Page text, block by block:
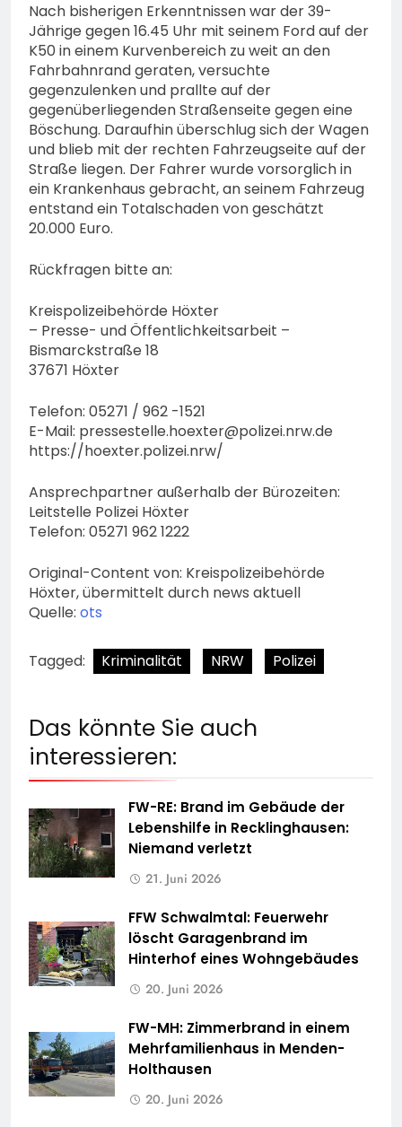
Nach bisherigen Erkenntnissen war der 39-
Jährige gegen 16.45 Uhr mit seinem Ford auf der
K50 in einem Kurvenbereich zu weit an den
Fahrbahnrand geraten, versuchte
gegenzulenken und prallte auf der
gegenüberliegenden Straßenseite gegen eine
Böschung. Daraufhin überschlug sich der Wagen
und blieb mit der rechten Fahrzeugseite auf der
Straße liegen. Der Fahrer wurde vorsorglich in
ein Krankenhaus gebracht, an seinem Fahrzeug
entstand ein Totalschaden von geschätzt
20.000 Euro.
Rückfragen bitte an:
Kreispolizeibehörde Höxter
– Presse- und Öffentlichkeitsarbeit –
Bismarckstraße 18
37671 Höxter
Telefon: 05271 / 962 -1521
E-Mail: pressestelle.hoexter@polizei.nrw.de
https://hoexter.polizei.nrw/
Ansprechpartner außerhalb der Bürozeiten:
Leitstelle Polizei Höxter
Telefon: 05271 962 1222
Original-Content von: Kreispolizeibehörde
Höxter, übermittelt durch news aktuell
Quelle: ots
Tagged: Kriminalität NRW Polizei
Das könnte Sie auch
interessieren:
FW-RE: Brand im Gebäude der
Lebenshilfe in Recklinghausen:
Niemand verletzt
21. Juni 2026
FFW Schwalmtal: Feuerwehr
löscht Garagenbrand im
Hinterhof eines Wohngebäudes
20. Juni 2026
FW-MH: Zimmerbrand in einem
Mehrfamilienhaus in Menden-
Holthausen
20. Juni 2026